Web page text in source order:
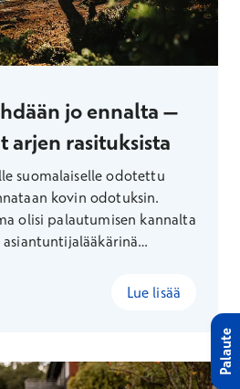
jo ennalta –
arjen rasituksista
suomalaiselle odotettu
kovin odotuksin.
olisi palautumisen kannalta
Lue lisää
Palaute